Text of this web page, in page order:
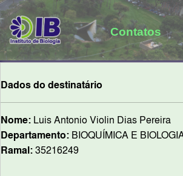
Contatos
Dados do destinatário
Nome: Luis Antonio Violin Dias Pereira
Departamento: BIOQUÍMICA E
Ramal:35216249